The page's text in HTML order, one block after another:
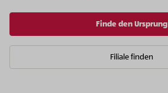
Finde den Ursprung
Filiale finden